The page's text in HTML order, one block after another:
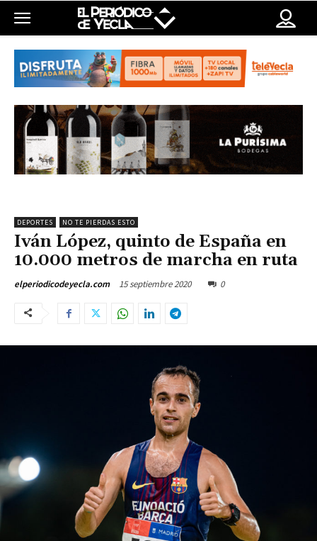
DEPORTES NO TE PIERDAS ESTO
Iván López, quinto de España en
10.000 metros de marcha en ruta
elperiodicodeyecla.com 15 septiembre 2020 0